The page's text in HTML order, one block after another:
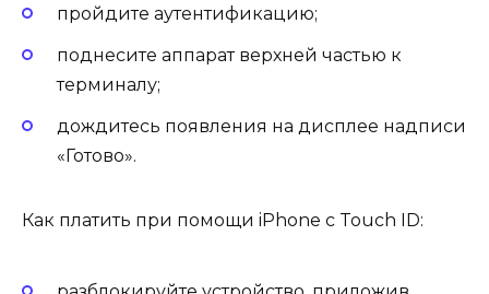
пройдите аутентификацию;
поднесите аппарат верхней частью к
терминалу;
дождитесь появления на дисплее надписи
«Готово».
Как платить при помощи iPhone с Touch ID: